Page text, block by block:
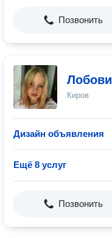
Позвонить
Киров
Дизайн объявления
Ещё 8 услуг
Позвонить